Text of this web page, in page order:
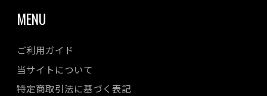
MENU
ご利用ガイド
当サイトについて
特定商取引法に基づく表記